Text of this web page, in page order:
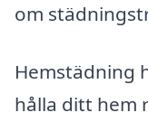
om
Hemstädning
hålla ditt hem